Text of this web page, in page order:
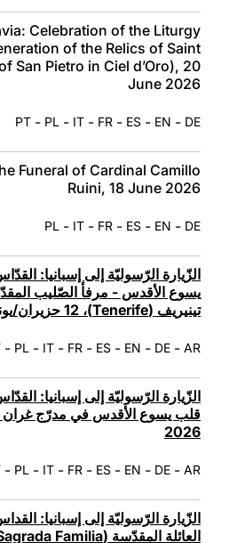
Celebration of the Liturgy
of the Relics of Saint
San Pietro in Ciel d’Oro), 20
June 2026
DE
-
EN
-
ES
-
FR
-
IT
-
PL
-
PT
Funeral of Cardinal Camillo
Ruini, 18 June 2026
DE
-
EN
-
ES
-
FR
-
IT
-
PL
الزّيارة الرّسوليّة إلى إسبانيا:
تينيريف (Tenerife)، 12 حزيران/يونيو 2026
AR
-
DE
-
EN
-
ES
-
FR
-
IT
-
PL
-
الزّيارة الرّسوليّة إلى إسبانيا:
2026
AR
-
DE
-
EN
-
ES
-
FR
-
IT
-
PL
-
الزّيارة الرّسوليّة إلى إسبانيا: